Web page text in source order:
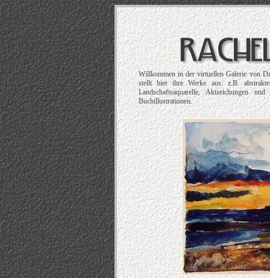
Willkommen in der virtuellen Galerie von
stellt hier ihre Werke aus: z.B.
Landschaftsaquarelle, Aktzeichungen
Buchillustrationen.